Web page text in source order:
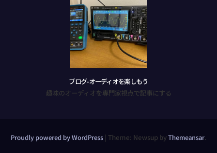
ブログ-オーディオを楽しもう
趣味のオーディオを専門家視点で記事にする
Proudly powered by WordPress | Theme: Newsup byThemeansar.